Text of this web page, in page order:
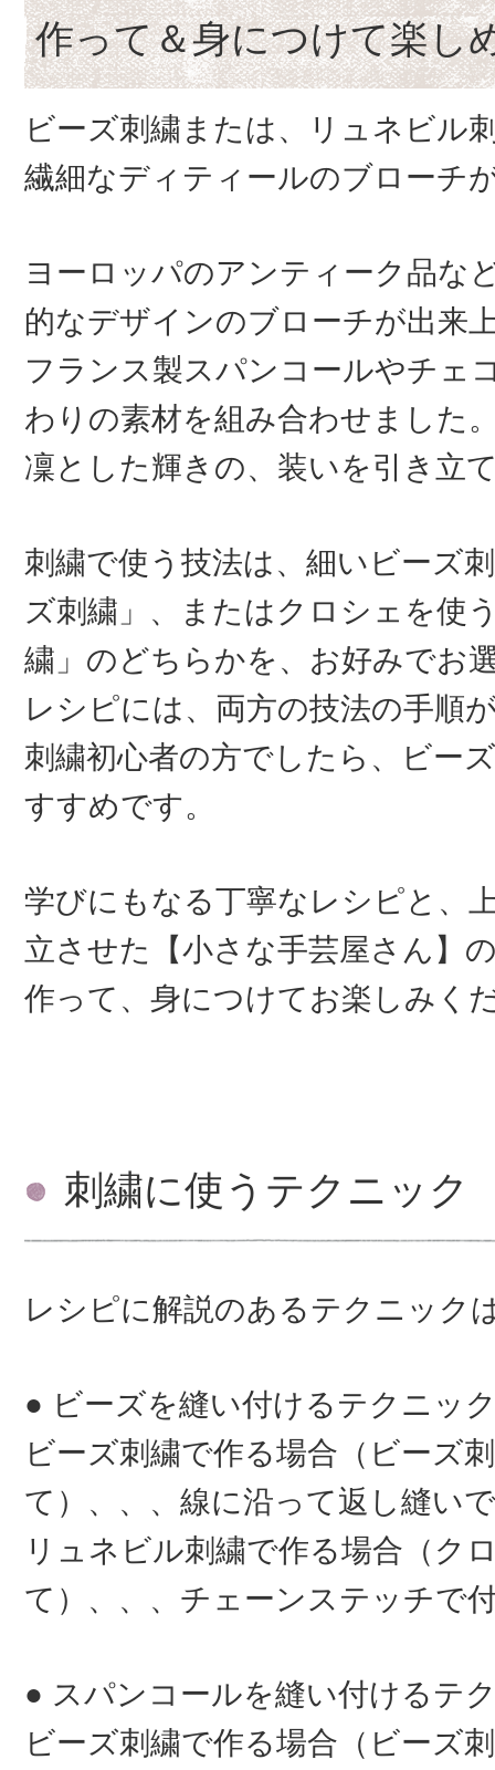
作って＆身につけて楽し
ビーズ刺繍または、リュネビル
繊細なディティールのブローチ
ヨーロッパのアンティーク品な
的なデザインのブローチが出来
フランス製スパンコールやチェ
わりの素材を組み合わせました
凜とした輝きの、装いを引き立
刺繍で使う技法は、細いビーズ
ズ刺繍」、またはクロシェを使
繍」のどちらかを、お好みでお
レシピには、両方の技法の手順
刺繍初心者の方でしたら、ビー
すすめです。
学びにもなる丁寧なレシピと、
立させた【小さな手芸屋さん】
作って、身につけてお楽しみく
刺繍に使うテクニック
レシピに解説のあるテクニック
● ビーズを縫い付けるテクニッ
ビーズ刺繍で作る場合（ビーズ
て）、、、線に沿って返し縫い
リュネビル刺繍で作る場合（ク
て）、、、チェーンステッチで
● スパンコールを縫い付けるテ
ビーズ刺繍で作る場合（ビーズ